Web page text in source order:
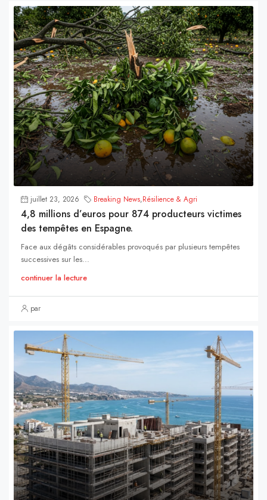
juillet 23, 2026 Breaking News,Résilience & Agri
4,8 millions d’euros pour 874 producteurs victimes
des tempêtes en Espagne.
Face aux dégâts considérables provoqués par plusieurs tempêtes
successives sur les...
continuer la lecture
par